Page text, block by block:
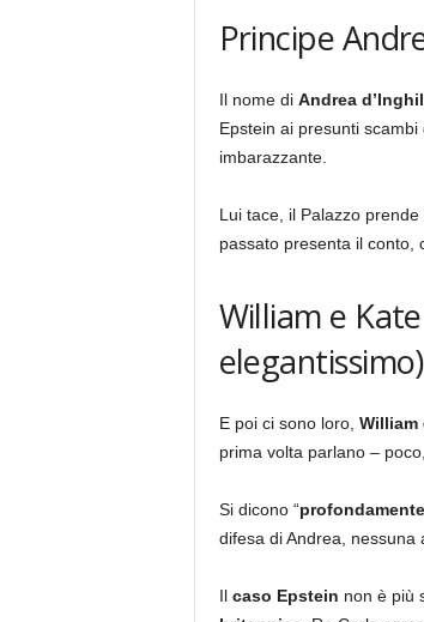
Principe
Il nome di Andrea
Epstein ai presunti
imbarazzante.
Lui tace, il Palazzo
passato presenta il conto,
William e
elegantissimo)
E poi ci sono loro, William
prima volta parlano –
Si dicono “
difesa di Andrea, nessuna
Il caso Epstein non è più